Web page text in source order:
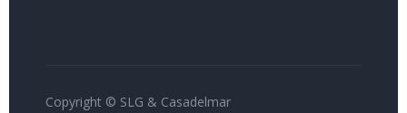
Copyright © SLG & Casadelmar